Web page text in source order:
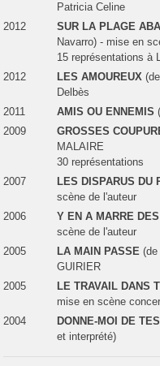
Patricia Celine
2012
SUR LA PLAGE
Navarro) - mise en
15 représentations à
2012
LES AMOUREUX
Delbès
2011
AMIS OU ENNEMIS
2009
GROSSES
MALAIRE
30 représentations
2007
LES DISPARUS DU
scène de l'auteur
2006
Y EN A MARRE
scène de l'auteur
2005
LA MAIN PASSE
GUIRIER
2005
LE TRAVAIL DANS
mise en scène
2004
DONNE-MOI DE
et interprété)